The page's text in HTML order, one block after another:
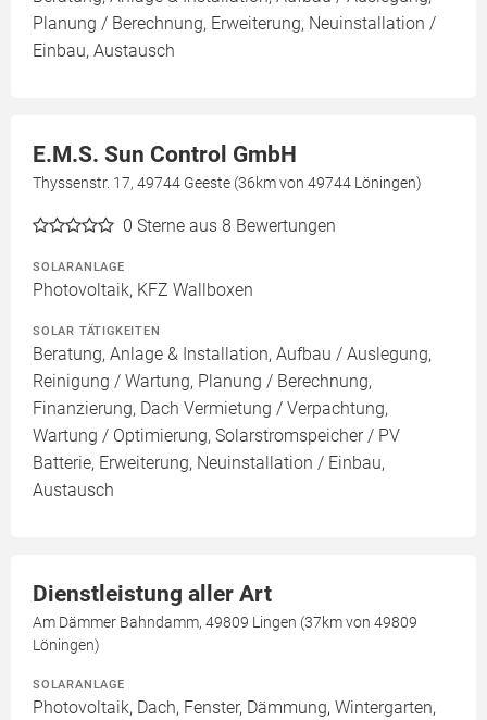
Planung / Berechnung, Erweiterung, Neuinstallation /
Einbau, Austausch
E.M.S. Sun Control GmbH
Thyssenstr. 17, 49744 Geeste (36km von 49744 Löningen)
0 Sterne aus 8 Bewertungen
SOLARANLAGE
Photovoltaik, KFZ Wallboxen
SOLAR TÄTIGKEITEN
Beratung, Anlage & Installation, Aufbau / Auslegung,
Reinigung / Wartung, Planung / Berechnung,
Finanzierung, Dach Vermietung / Verpachtung,
Wartung / Optimierung, Solarstromspeicher / PV
Batterie, Erweiterung, Neuinstallation / Einbau,
Austausch
Dienstleistung aller Art
Am Dämmer Bahndamm, 49809 Lingen (37km von 49809
Löningen)
SOLARANLAGE
Photovoltaik, Dach, Fenster, Dämmung, Wintergarten,